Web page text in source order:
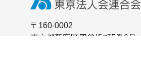
〒160-0002
東京都新宿区四谷坂町5番6号